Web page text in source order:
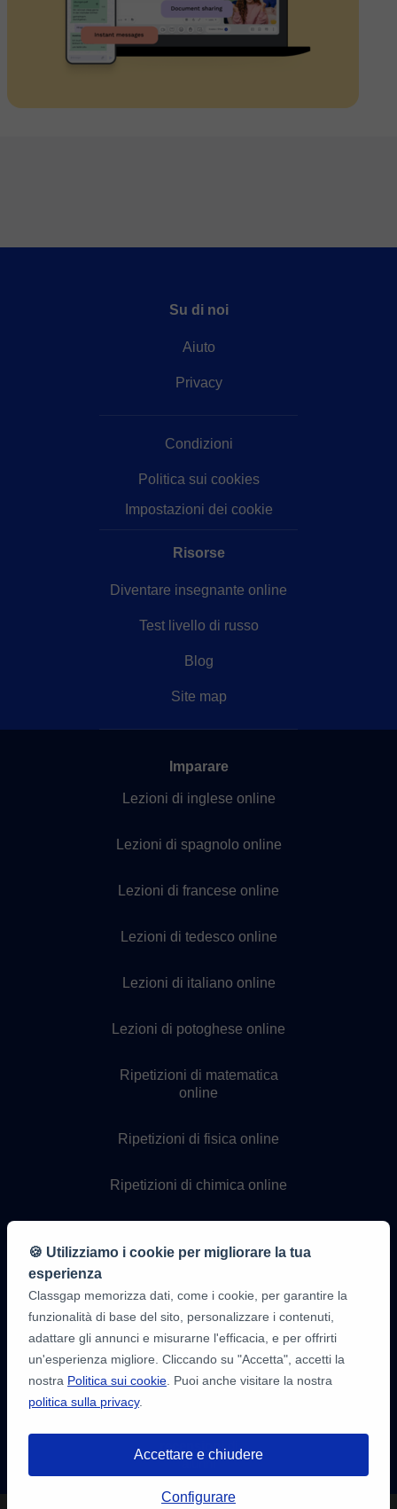
di 20 minuti per trovare un insegnante.
Su di noi
Aiuto
Privacy
Condizioni
Politica sui cookies
Impostazioni dei cookie
Risorse
Diventare insegnante online
Test livello di russo
Blog
Site map
Imparare
Lezioni di inglese online
Lezioni di spagnolo online
Lezioni di francese online
Lezioni di tedesco online
Lezioni di italiano online
Lezioni di potoghese online
Ripetizioni di matematica
online
Ripetizioni di fisica online
Ripetizioni di chimica online
online
recensioni di
alunni
🍪 Utilizziamo i cookie per migliorare la tua
esperienza
Classgap memorizza dati, come i cookie, per garantire la
funzionalità di base del sito, personalizzare i contenuti,
adattare gli annunci e misurarne l'efficacia, e per offrirti
un'esperienza migliore. Cliccando su "Accetta", accetti la
nostra Politica sui cookie . Puoi anche visitare la nostra
politica sulla privacy.
Accettare e chiudere
Configurare